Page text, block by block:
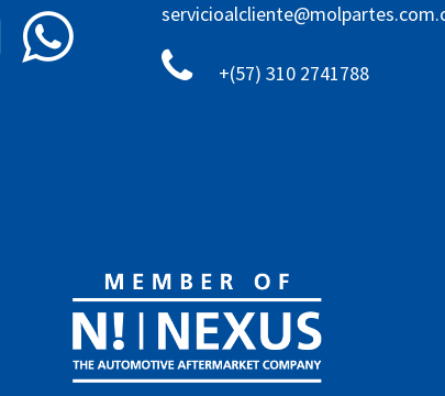
+(57) 310 2741788